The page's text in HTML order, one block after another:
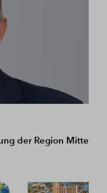
der Region Mitte